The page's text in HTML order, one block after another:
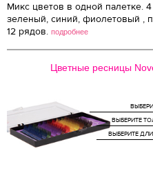
Микс цветов в одной палетке.
зеленый, синий, фиолетовый ,
12 рядов. подробнее
Цветные ресницы
ВЫБЕРИТЕ
ВЫБЕРИТЕ